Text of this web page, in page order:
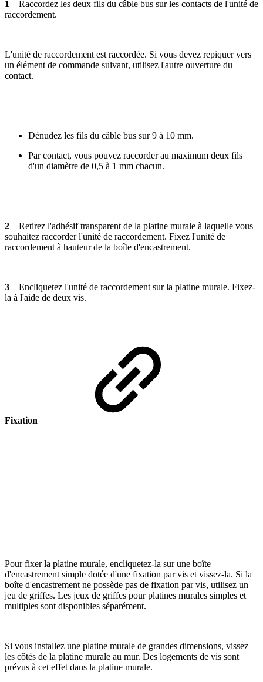
1 Raccordez les deux fils du câble bus sur les contacts de l'unité de
raccordement.
L'unité de raccordement est raccordée. Si vous devez repiquer vers
un élément de commande suivant, utilisez l'autre ouverture du
contact.
Dénudez les fils du câble bus sur 9 à 10 mm.
Par contact, vous pouvez raccorder au maximum deux fils
d'un diamètre de 0,5 à 1 mm chacun.
2 Retirez l'adhésif transparent de la platine murale à laquelle vous
souhaitez raccorder l'unité de raccordement. Fixez l'unité de
raccordement à hauteur de la boîte d'encastrement.
3 Encliquetez l'unité de raccordement sur la platine murale. Fixez-
la à l'aide de deux vis.
Fixation
Pour fixer la platine murale, encliquetez-la sur une boîte
d'encastrement simple dotée d'une fixation par vis et vissez-la. Si la
boîte d'encastrement ne possède pas de fixation par vis, utilisez un
jeu de griffes. Les jeux de griffes pour platines murales simples et
multiples sont disponibles séparément.
Si vous installez une platine murale de grandes dimensions, vissez
les côtés de la platine murale au mur. Des logements de vis sont
prévus à cet effet dans la platine murale.